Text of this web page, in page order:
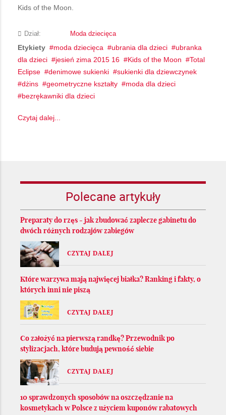
Kids of the Moon.
Dział: Moda dziecięca
Etykiety moda dziecięca ubrania dla dzieci
ubranka
dla dzieci
jesień zima 2015 16 Kids of the Moon
Total
Eclipse
denimowe sukienki
sukienki dla dziewczynek
dżins
geometryczne kształty
moda dla dzieci
bezrękawniki dla dzieci
Czytaj dalej...
Polecane artykuły
Preparaty do rzęs - jak zbudować zaplecze gabinetu do
dwóch różnych rodzajów zabiegów
CZYTAJ DALEJ
Które warzywa mają najwięcej białka? Ranking i fakty, o
których inni nie piszą
CZYTAJ DALEJ
Co założyć na pierwszą randkę? Przewodnik po
stylizacjach, które budują pewność siebie
CZYTAJ DALEJ
10 sprawdzonych sposobów na oszczędzanie na
kosmetykach w Polsce z użyciem kuponów rabatowych